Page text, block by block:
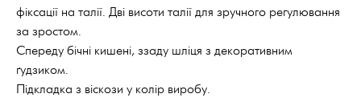
фіксації на талії. Дві висоти талії для зручного регулювання
за зростом.
Спереду бічні кишені, ззаду шліця з декоративним
ґудзиком.
Підкладка з віскози у колір виробу.